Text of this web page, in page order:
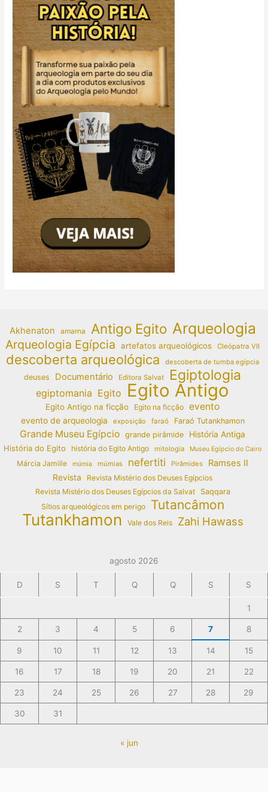
Akhenaton amarna Antigo Egito Arqueologia
Arqueologia Egípcia artefatos arqueológicos Cleópatra VII
descoberta arqueológica descoberta de tumba egípcia
deuses Documentário Editora Salvat Egiptologia
egiptomania Egito Egito Antigo
Egito Antigo na ficção Egito na ficção evento
evento de arqueologia exposição faraó Faraó Tutankhamon
Grande Museu Egípcio grande pirâmide
História Antiga
História do Egito
história do Egito Antigo mitologia Museu Egípcio do Cairo
Márcia Jamille múmia múmias nefertiti Pirâmides Ramses II
Revista
Revista Mistério dos Deuses Egípcios
Revista Mistério dos Deuses Egípcios da Salvat
Saqqara
Sítios arqueológicos em perigo
Tutancâmon
Tutankhamon Vale dos Reis Zahi Hawass
agosto 2026
D S T Q Q S S
1
2 3 4 5 6 7 8
9 10 11 12 13 14 15
16 17 18 19 20 21 22
23 24 25 26 27 28 29
30 31
« jun